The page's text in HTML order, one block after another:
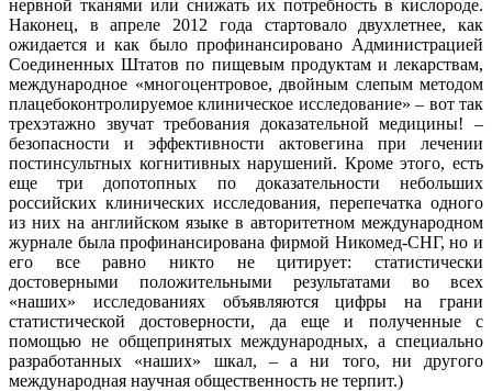
нервной тканями или снижать их потребность в кислороде.
Наконец, в апреле 2012 года стартовало двухлетнее, как
ожидается и как было профинансировано Администрацией
Соединенных Штатов по пищевым продуктам и лекарствам,
международное «многоцентровое, двойным слепым методом
плацебоконтролируемое клиническое исследование» – вот так
трехэтажно звучат требования доказательной медицины! –
безопасности и эффективности актовегина при лечении
постинсультных когнитивных нарушений. Кроме этого, есть
еще три допотопных по доказательности небольших
российских клинических исследования, перепечатка одного
из них на английском языке в авторитетном международном
журнале была профинансирована фирмой Никомед-СНГ, но и
его все равно никто не цитирует: статистически
достоверными положительными результатами во всех
«наших» исследованиях объявляются цифры на грани
статистической достоверности, да еще и полученные с
помощью не общепринятых международных, а специально
разработанных «наших» шкал, – а ни того, ни другого
международная научная общественность не терпит.)